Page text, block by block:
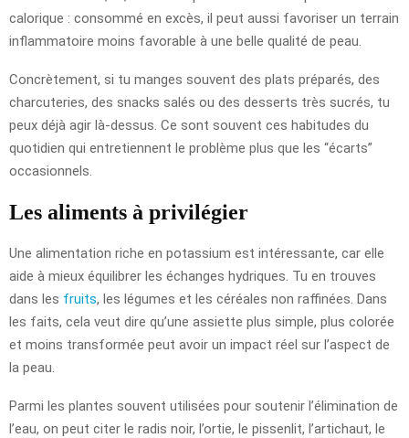
calorique : consommé en excès, il peut aussi favoriser un terrain
inflammatoire moins favorable à une belle qualité de peau.
Concrètement, si tu manges souvent des plats préparés, des
charcuteries, des snacks salés ou des desserts très sucrés, tu
peux déjà agir là-dessus. Ce sont souvent ces habitudes du
quotidien qui entretiennent le problème plus que les “écarts”
occasionnels.
Les aliments à privilégier
Une alimentation riche en potassium est intéressante, car elle
aide à mieux équilibrer les échanges hydriques. Tu en trouves
dans les fruits, les légumes et les céréales non raffinées. Dans
les faits, cela veut dire qu’une assiette plus simple, plus colorée
et moins transformée peut avoir un impact réel sur l’aspect de
la peau.
Parmi les plantes souvent utilisées pour soutenir l’élimination de
l’eau, on peut citer le radis noir, l’ortie, le pissenlit, l’artichaut, le